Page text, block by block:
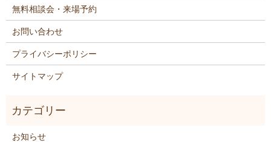
無料相談会・来場予約
お問い合わせ
プライバシーポリシー
サイトマップ
お知らせ